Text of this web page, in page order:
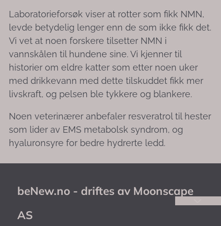
Laboratorieforsøk viser at rotter som fikk NMN,
levde betydelig lenger enn de som ikke fikk det.
Vi vet at noen forskere tilsetter NMN i
vannskålen til hundene sine. Vi kjenner til
historier om eldre katter som etter noen uker
med drikkevann med dette tilskuddet fikk mer
livskraft, og pelsen ble tykkere og blankere.
Noen veterinærer anbefaler resveratrol til hester
som lider av EMS metabolsk syndrom, og
hyaluronsyre for bedre hydrerte ledd.
beNew.no - driftes av Moonscape
AS